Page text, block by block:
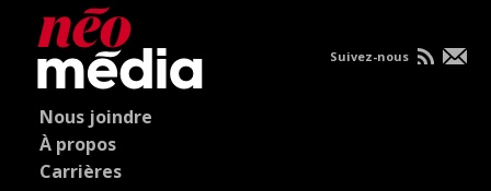
Nous joindre
À propos
Carrières
Suivez-nous